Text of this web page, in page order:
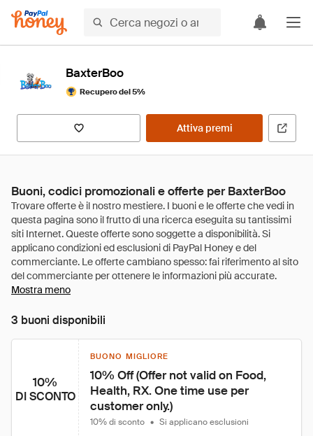
BaxterBoo
Recupero del 5%
Attiva premi
Buoni, codici promozionali e offerte per BaxterBoo
Mostra meno
3 buoni disponibili
10%
DI SCONTO
BUONO MIGLIORE
10% Off (Offer not valid on Food,
Health, RX. One time use per
customer only.)
10% di sconto • Si applicano esclusioni